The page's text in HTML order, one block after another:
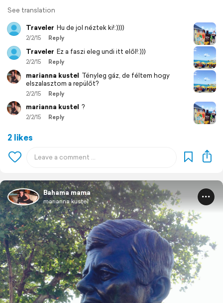
See translation
Traveler Hu de jol néztek ki!:))))
2/2/15 Reply
Traveler Ez a faszi eleg undi itt elől!:)))
2/2/15 Reply
marianna kustel Tényleg gáz, de féltem hogy
elszalasztom a repülőt?
2/2/15 Reply
marianna kustel ?
2/2/15 Reply
2 likes
Bahama mama
marianna kustel